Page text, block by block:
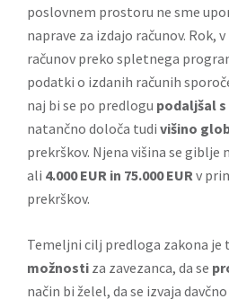
poslovnem prostoru ne sme
naprave za izdajo računov.
računov preko spletnega
podatki o izdanih računih
naj bi se po predlogu podaljšal s
natančno določa tudi višino
prekrškov. Njena višina se giblje
ali 4.000 EUR in 75.000 EURv
prekrškov.
Temeljni cilj predloga zakona je
možnosti za zavezanca, da se
način bi želel, da se izvaja